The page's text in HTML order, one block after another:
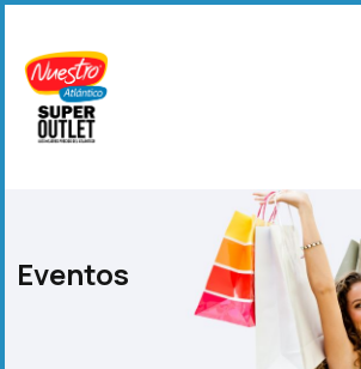
Eventos
SERVICIOS
EVENTOS
NOTICIAS